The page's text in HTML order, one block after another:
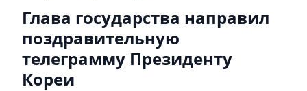
Глава государства направил
поздравительную
телеграмму Президенту
Кореи